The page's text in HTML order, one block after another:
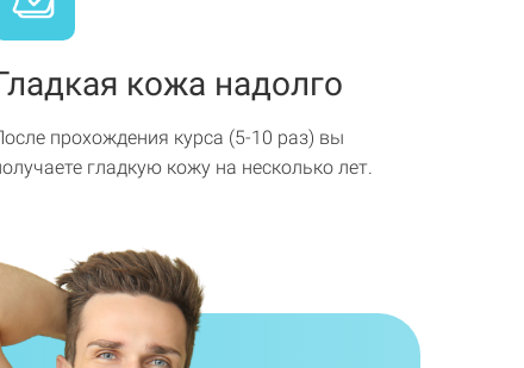
кожа надолго
прохождения курса (5-10 раз) вы
гладкую кожу на несколько лет.